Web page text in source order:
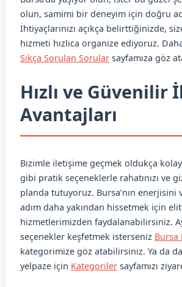
olun, samimi bir deneyim için doğru
İhtiyaçlarınızı açıkça belirttiğinizde,
hizmeti hızlıca organize ediyoruz.
Sıkça Sorulan Sorular sayfamıza göz
Hızlı ve Güvenilir
Avantajları
Bizimle iletişime geçmek oldukça
gibi pratik seçeneklerle rahatınızı ve
planda tutuyoruz. Bursa’nın enerjisini
adım daha yakından hissetmek için elit
hizmetlerimizden faydalanabilirsiniz.
seçenekler keşfetmek isterseniz Bursa
kategorimize göz atabilirsiniz. Ya da
yelpaze için Kategoriler sayfamızı